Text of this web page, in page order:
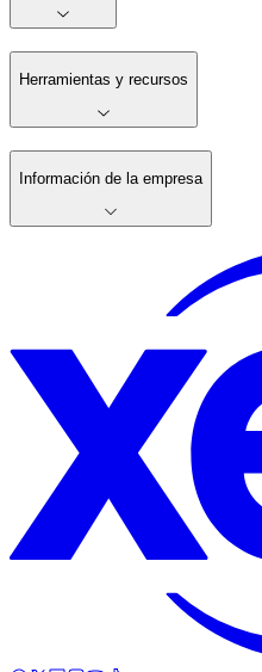
Herramientas y recursos
Información de la empresa